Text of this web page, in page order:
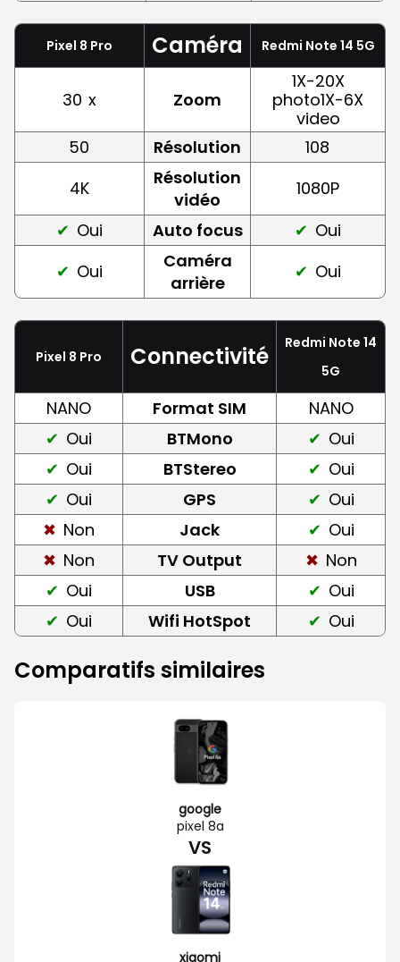
Pixel 8 Pro Caméra Redmi Note 14 5G
30 x Zoom
1X-20X
photo1X-6X
video
50
Résolution
108
4K
Résolution
vidéo
1080P
Oui
Auto focus
Oui
Oui
Caméra
arrière
Oui
Pixel 8 Pro Connectivité
Redmi Note 14
5G
NANO Format SIM
NANO
Oui
BTMono
Oui
Oui
BTStereo
Oui
Oui
GPS
Oui
Non
Jack
Oui
Non
TV Output
Non
Oui
USB
Oui
Oui
Wifi HotSpot Oui
Comparatifs similaires
google
pixel 8a
VS
xiaomi